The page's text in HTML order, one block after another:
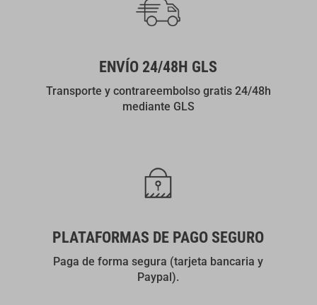
ENVÍO 24/48H GLS
Transporte y contrareembolso gratis 24/48h
mediante GLS
PLATAFORMAS DE PAGO SEGURO
Paga de forma segura (tarjeta bancaria y
Paypal).